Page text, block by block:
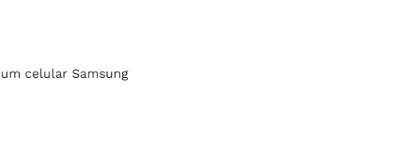
celular Samsung